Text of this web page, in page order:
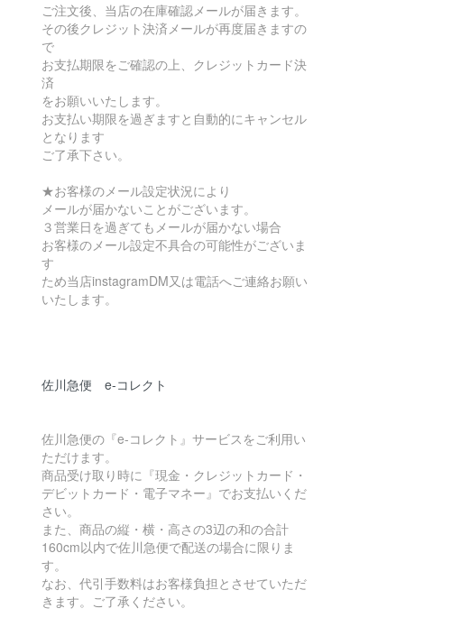
ご注文後、当店の在庫確認メールが届きます。
その後クレジット決済メールが再度届きますの
で
お支払期限をご確認の上、クレジットカード決
済
をお願いいたします。
お支払い期限を過ぎますと自動的にキャンセル
となります
ご了承下さい。
★お客様のメール設定状況により
メールが届かないことがございます。
３営業日を過ぎてもメールが届かない場合
お客様のメール設定不具合の可能性がございま
す
ため当店instagramDM又は電話へご連絡お願い
いたします。
佐川急便 e-コレクト
佐川急便の『e-コレクト』サービスをご利用い
ただけます。
商品受け取り時に『現金・クレジットカード・
デビットカード・電子マネー』でお支払いくだ
さい。
また、商品の縦・横・高さの3辺の和の合計
160cm以内で佐川急便で配送の場合に限りま
す。
なお、代引手数料はお客様負担とさせていただ
きます。ご了承ください。